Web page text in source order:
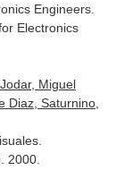
Engineers.
Electronics
Miguel
Diaz, Saturnino,
2000.